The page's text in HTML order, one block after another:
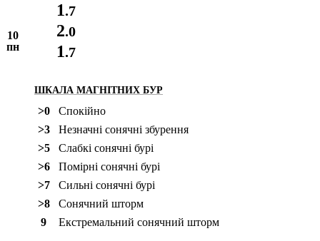
1.7
10
пн
2.0
1.7
ШКАЛА МАГНІТНИХ БУР
>0
Спокійно
>3
Незначні сонячні збурення
>5
Слабкі сонячні бурі
>6
Помірні сонячні бурі
>7
Сильні сонячні бурі
>8
Сонячний шторм
9
Екстремальний сонячний шторм